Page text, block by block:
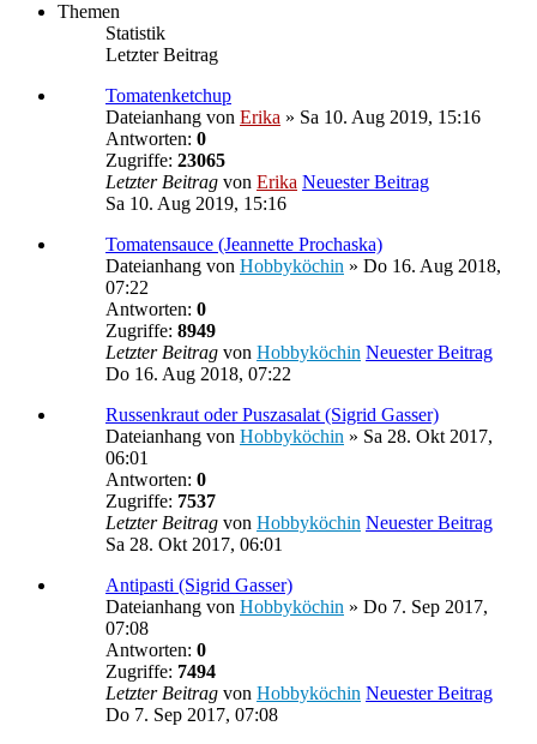
Themen
Statistik
Letzter Beitrag
Tomatenketchup
Dateianhang von Erika » Sa 10. Aug 2019, 15:16
Antworten: 0
Zugriffe: 23065
Letzter Beitrag von Erika Neuester Beitrag
Sa 10. Aug 2019, 15:16
Tomatensauce (Jeannette Prochaska)
Dateianhang von Hobbyköchin » Do 16. Aug 2018,
07:22
Antworten: 0
Zugriffe: 8949
Letzter Beitrag von Hobbyköchin Neuester Beitrag
Do 16. Aug 2018, 07:22
Russenkraut oder Puszasalat (Sigrid Gasser)
Dateianhang von Hobbyköchin » Sa 28. Okt 2017,
06:01
Antworten: 0
Zugriffe: 7537
Letzter Beitrag von Hobbyköchin Neuester Beitrag
Sa 28. Okt 2017, 06:01
Antipasti (Sigrid Gasser)
Dateianhang von Hobbyköchin » Do 7. Sep 2017,
07:08
Antworten: 0
Zugriffe: 7494
Letzter Beitrag von Hobbyköchin Neuester Beitrag
Do 7. Sep 2017, 07:08